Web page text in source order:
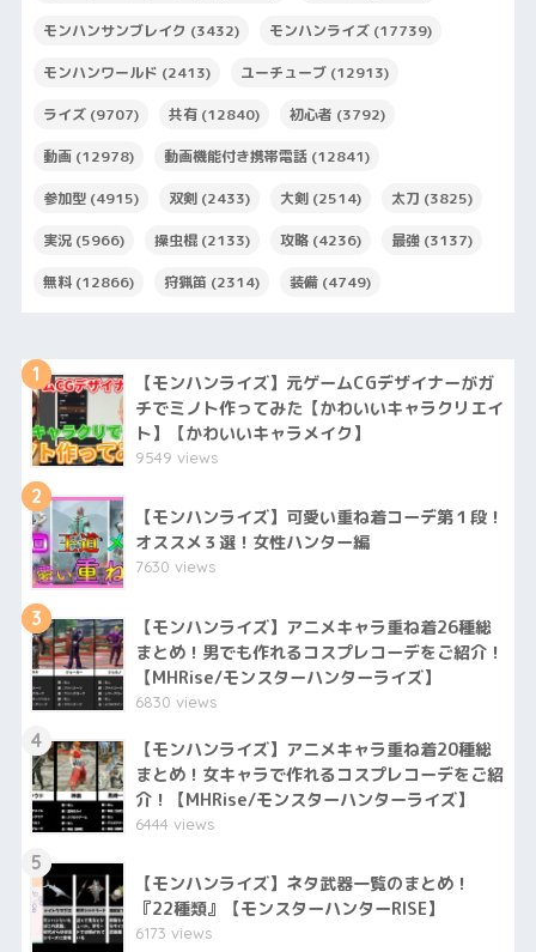
モンハンサンブレイク (3432) モンハンライズ(17739)
モンハンワールド (2413) ユーチューブ(12913)
ライズ(9707) 共有(12840) 初心者 (3792)
動画(12978) 動画機能付き携帯電話(12841)
参加型(4915) 双剣(2433) 大剣(2514) 太刀 (3825)
実況(5966) 操虫棍(2133) 攻略(4236) 最強(3137)
無料(12866) 狩猟笛 (2314) 装備(4749)
1
【モンハンライズ】元ゲームCGデザイナーがガ
チでミノト作ってみた【かわいいキャラクリエイ
ト】【かわいいキャラメイク】
9549 views
2
【モンハンライズ】可愛い重ね着コーデ第１段！
オススメ３選！女性ハンター編
7630 views
3
【モンハンライズ】アニメキャラ重ね着26種総
まとめ！男でも作れるコスプレコーデをご紹介！
【MHRise/モンスターハンターライズ】
6830 views
4
【モンハンライズ】アニメキャラ重ね着20種総
まとめ！女キャラで作れるコスプレコーデをご紹
介！【MHRise/モンスターハンターライズ】
6444 views
5
【モンハンライズ】ネタ武器一覧のまとめ！
『22種類』【モンスターハンターRISE】
6173 views